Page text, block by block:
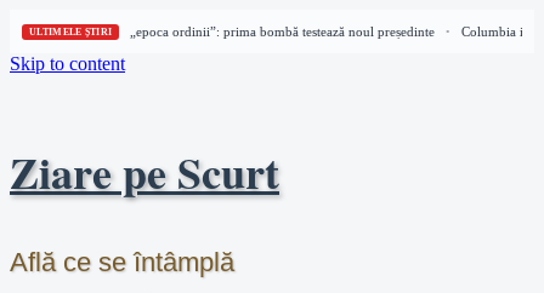
ULTIMELE ȘTIRI
Columbia intră în „epoca ordinii”: prima bombă testează noul președinte Columbia
Skip to content
Ziare pe Scurt
Află ce se întâmplă